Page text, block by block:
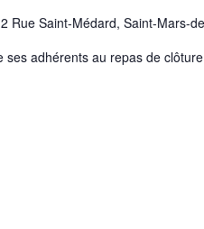
Rue Saint-Médard, Saint-Mars-
ses adhérents au repas de